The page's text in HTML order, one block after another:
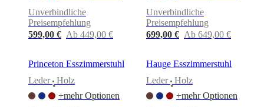
Unverbindliche
Preisempfehlung
599,00 € Ab 449,00 €
Unverbindliche
Preisempfehlung
699,00 € Ab 649,00 €
Princeton Esszimmerstuhl
Leder
•
Holz
+mehr Optionen
Hauge Esszimmerstuhl
Leder
•
Holz
+mehr Optionen